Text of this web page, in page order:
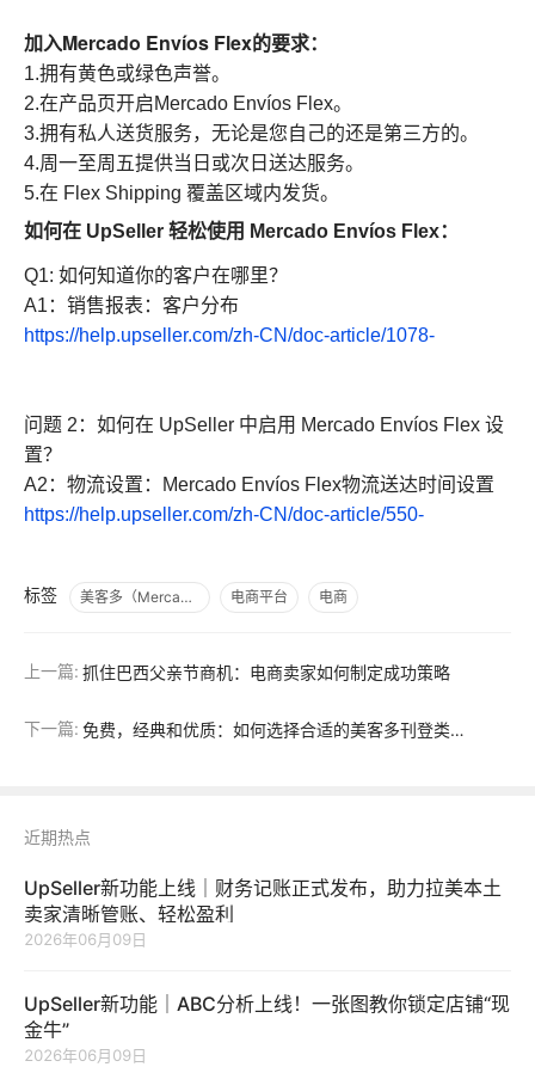
加入Mercado Envíos Flex的要求：
1.拥有黄色或绿色声誉。
2.在产品页开启Mercado Envíos Flex。
3.拥有私人送货服务，无论是您自己的还是第三方的。
4.周一至周五提供当日或次日送达服务。
5.在 Flex Shipping 覆盖区域内发货。
如何在 UpSeller 轻松使用 Mercado Envíos Flex：
Q1: 如何知道你的客户在哪里？
A1：销售报表：客户分布
https://help.upseller.com/zh-CN/doc-article/1078-
问题 2：如何在 UpSeller 中启用 Mercado Envíos Flex 设
置？
A2：物流设置：Mercado Envíos Flex物流送达时间设置
https://help.upseller.com/zh-CN/doc-article/550-
标签 美客多（Mercado Libre） 电商平台 电商
上一篇: 抓住巴西父亲节商机：电商卖家如何制定成功策略
下一篇: 免费，经典和优质：如何选择合适的美客多刊登类型？
近期热点
UpSeller新功能上线｜财务记账正式发布，助力拉美本土
卖家清晰管账、轻松盈利
2026年06月09日
UpSeller新功能｜ABC分析上线！一张图教你锁定店铺“现
金牛”
2026年06月09日